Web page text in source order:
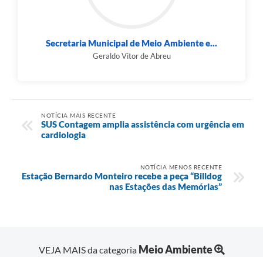
Secretaria Municipal de Meio Ambiente e...
Geraldo Vitor de Abreu
NOTÍCIA MAIS RECENTE
SUS Contagem amplia assistência com urgência em
cardiologia
NOTÍCIA MENOS RECENTE
Estação Bernardo Monteiro recebe a peça “Billdog
nas Estações das Memórias”
VEJA MAIS da categoria Meio Ambiente